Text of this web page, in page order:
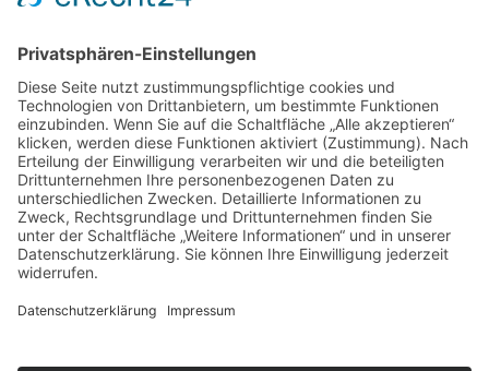
Physiotherapie im Zentrum – Neermoor –
26802 Moormerland
Ergotherapie im Zentrum -Neermoor-
Erlenweg 7